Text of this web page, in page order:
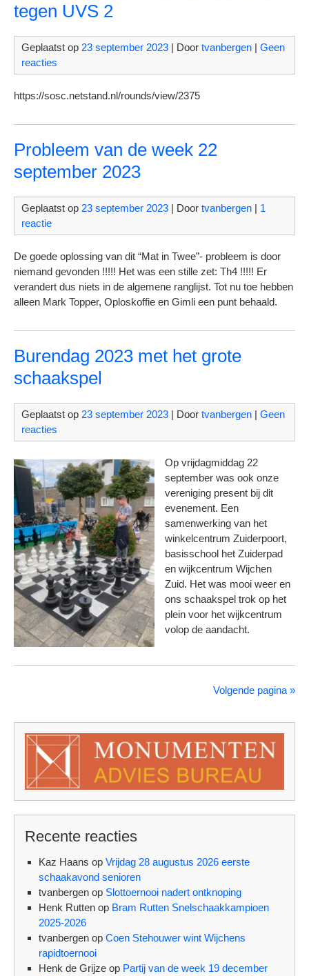
tegen UVS 2
Geplaatst op 23 september 2023 | Door tvanbergen | Geen
reacties
https://sosc.netstand.nl/rounds/view/2375
Probleem van de week 22
september 2023
Geplaatst op 23 september 2023 | Door tvanbergen | 1
reactie
De goede oplossing van dit “Mat in Twee”- probleem is door
niemand gevonden !!!!! Het was een stille zet: Th4 !!!!! Er
verandert dus niets in de algemene ranglijst. Tot nu toe hebben
alleen Mark Topper, Oploskoffie en Gimli een punt behaald.
Burendag 2023 met het grote
schaakspel
Geplaatst op 23 september 2023 | Door tvanbergen | Geen
reacties
Op vrijdagmiddag 22
september was ook onze
vereniging present bij dit
evenement. Een
samenwerking van het
winkelcentrum Zuiderpoort,
basisschool het Zuiderpad
en wijkcentrum Wijchen
Zuid. Het was mooi weer en
ons schaakspel trok op het
plein voor het wijkcentrum
volop de aandacht.
Volgende pagina »
Recente reacties
Kaz Haans op Vrijdag 28 augustus 2026 eerste
schaakavond senioren
tvanbergen op Slottoernooi nadert ontknoping
Henk Rutten op Bram Rutten Snelschaakkampioen
2025-2026
tvanbergen op Coen Stehouwer wint Wijchens
rapidtoernooi
Henk de Grijze op Partij van de week 19 december